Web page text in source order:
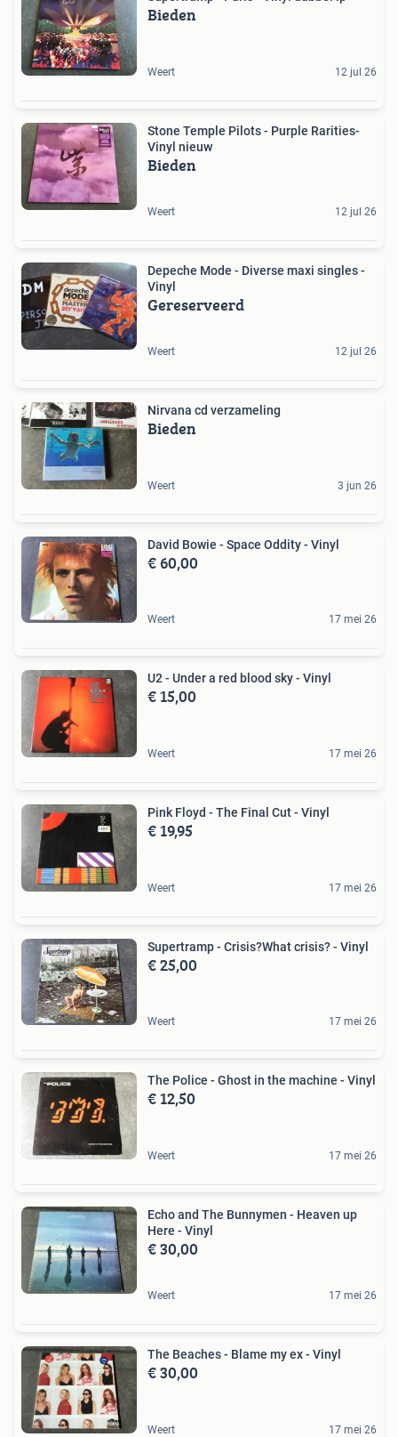
Bieden
Weert 12 jul 26
Stone Temple Pilots - Purple Rarities-
Vinyl nieuw
Bieden
Weert 12 jul 26
Depeche Mode - Diverse maxi singles -
Vinyl
Gereserveerd
Weert 12 jul 26
Nirvana cd verzameling
Bieden
Weert 3 jun 26
David Bowie - Space Oddity - Vinyl
€ 60,00
Weert 17 mei 26
U2 - Under a red blood sky - Vinyl
€ 15,00
Weert 17 mei 26
Pink Floyd - The Final Cut - Vinyl
€ 19,95
Weert 17 mei 26
Supertramp - Crisis?What crisis? - Vinyl
€ 25,00
Weert 17 mei 26
The Police - Ghost in the machine - Vinyl
€ 12,50
Weert 17 mei 26
Echo and The Bunnymen - Heaven up
Here - Vinyl
€ 30,00
Weert 17 mei 26
The Beaches - Blame my ex - Vinyl
€ 30,00
Weert 17 mei 26